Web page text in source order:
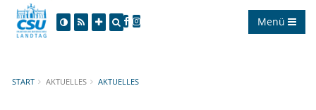
Menü
START AKTUELLES AKTUELLES